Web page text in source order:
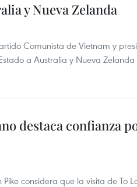
y Nueva Zelanda
Comunista de Vietnam y
a Australia y Nueva
destaca confianza
considera que la visita de To